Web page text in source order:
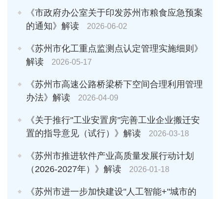
《市政府办公室关于印发苏州市粮食应急预案
的通知》解读
2026-06-02
《苏州市化工重点监测点认定管理实施细则》
解读
2026-05-17
《苏州市高速公路桥梁桥下空间合理利用管理
办法》解读
2026-04-09
《关于推行"工业安置房"完善工业企业搬迁安
置的指导意见（试行）》解读
2026-03-18
《苏州市推进软件产业高质量发展行动计划
（2026-2027年）》解读
2026-01-18
《苏州市进一步加快建设"人工智能+"城市的